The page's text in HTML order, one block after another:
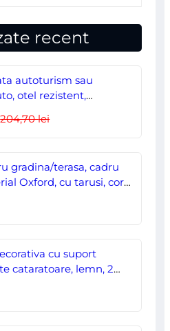
recent
autoturism sau
otel rezistent,
204,70leiPrețul
a
fost:
Prețul
este:
178,00 lei.
gradina/terasa, cadru
Oxford, cu tarusi, corzi
cu suport
cataratoare, lemn, 2